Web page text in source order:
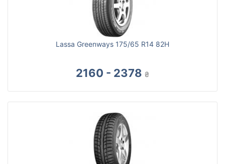
Lassa Greenways 175/65 R14 82H
2160 - 2378 ₴